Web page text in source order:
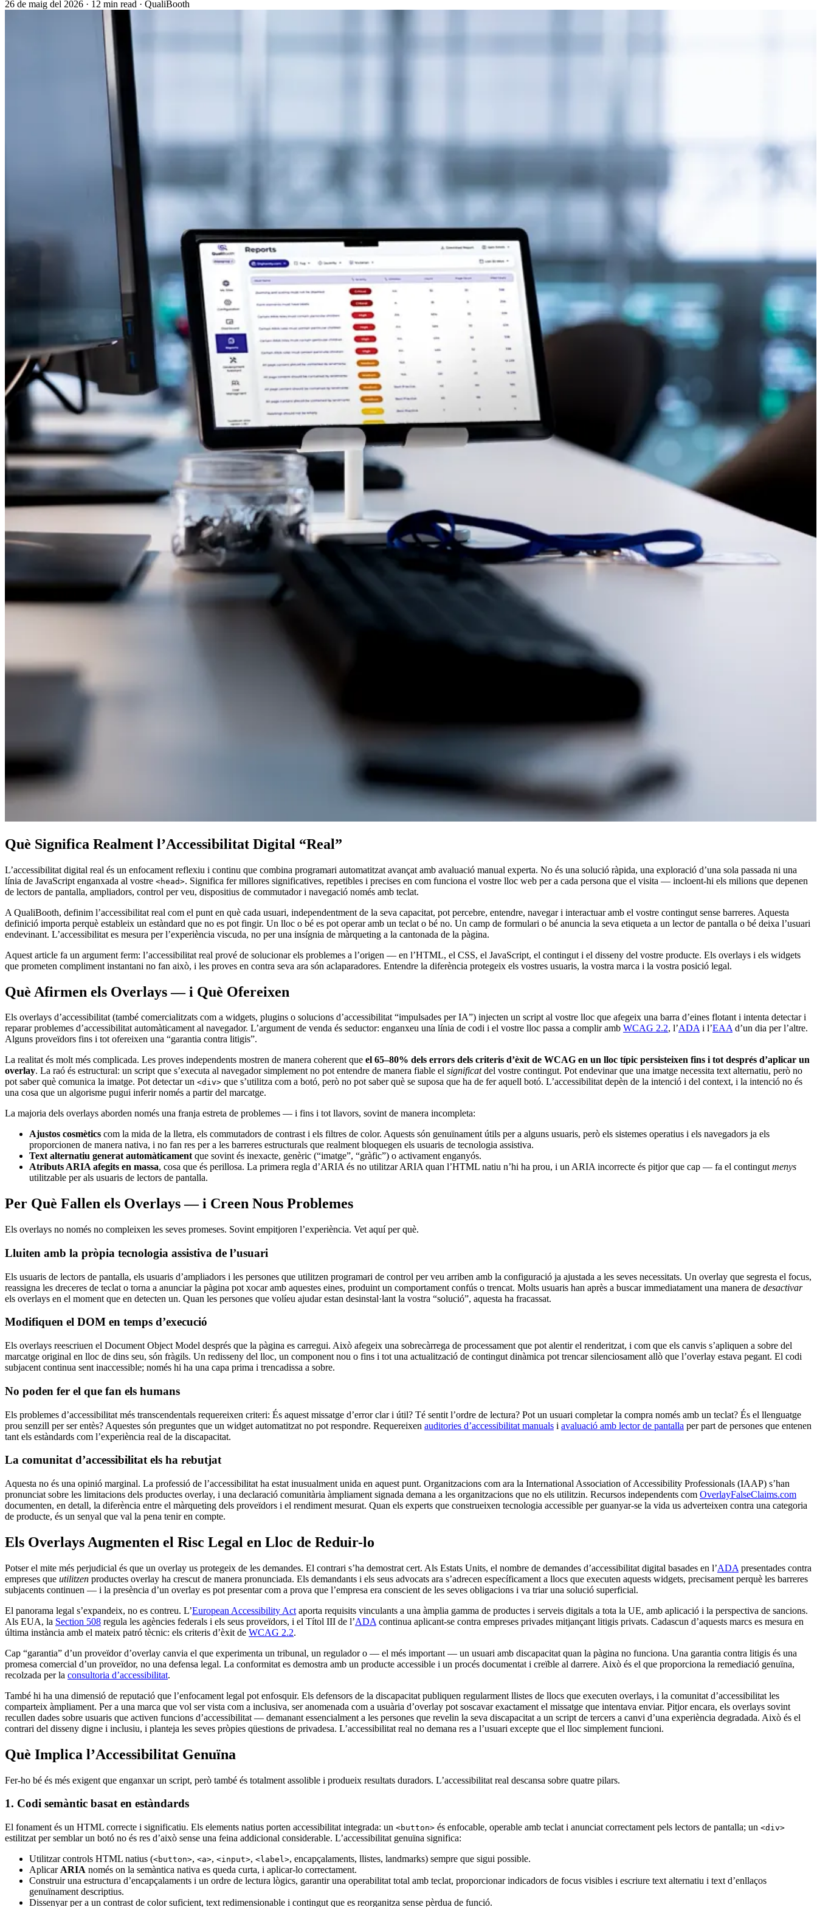
26 de maig del 2026 · 12 min read · QualiBooth
Què Significa Realment l’Accessibilitat Digital “Real”
L’accessibilitat digital real és un enfocament reflexiu i continu que combina programari automatitzat avançat amb avaluació manual experta. No és una solució ràpida, una exploració d’una sola passada ni una
línia de JavaScript enganxada al vostre <head>. Significa fer millores significatives, repetibles i precises en com funciona el vostre lloc web per a cada persona que el visita — incloent-hi els milions que depenen
de lectors de pantalla, ampliadors, control per veu, dispositius de commutador i navegació només amb teclat.
A QualiBooth, definim l’accessibilitat real com el punt en què cada usuari, independentment de la seva capacitat, pot percebre, entendre, navegar i interactuar amb el vostre contingut sense barreres. Aquesta
definició importa perquè estableix un estàndard que no es pot fingir. Un lloc o bé es pot operar amb un teclat o bé no. Un camp de formulari o bé anuncia la seva etiqueta a un lector de pantalla o bé deixa l’usuari
endevinant. L’accessibilitat es mesura per l’experiència viscuda, no per una insígnia de màrqueting a la cantonada de la pàgina.
Aquest article fa un argument ferm: l’accessibilitat real prové de solucionar els problemes a l’origen — en l’HTML, el CSS, el JavaScript, el contingut i el disseny del vostre producte. Els overlays i els widgets
que prometen compliment instantani no fan això, i les proves en contra seva ara són aclaparadores. Entendre la diferència protegeix els vostres usuaris, la vostra marca i la vostra posició legal.
Què Afirmen els Overlays — i Què Ofereixen
Els overlays d’accessibilitat (també comercialitzats com a widgets, plugins o solucions d’accessibilitat “impulsades per IA”) injecten un script al vostre lloc que afegeix una barra d’eines flotant i intenta detectar i
reparar problemes d’accessibilitat automàticament al navegador. L’argument de venda és seductor: enganxeu una línia de codi i el vostre lloc passa a complir amb WCAG 2.2, l’ADAi l’EAAd’un dia per l’altre.
Alguns proveïdors fins i tot ofereixen una “garantia contra litigis”.
La realitat és molt més complicada. Les proves independents mostren de manera coherent que el 65–80% dels errors dels criteris d’èxit de WCAG en un lloc típic persisteixen fins i tot després d’aplicar un
overlay. La raó és estructural: un script que s’executa al navegador simplement no pot entendre de manera fiable el significatdel vostre contingut. Pot endevinar que una imatge necessita text alternatiu, però no
pot saber què comunica la imatge. Pot detectar un <div> que s’utilitza com a botó, però no pot saber què se suposa que ha de fer aquell botó. L’accessibilitat depèn de la intenció i del context, i la intenció no és
una cosa que un algorisme pugui inferir només a partir del marcatge.
La majoria dels overlays aborden només una franja estreta de problemes — i fins i tot llavors, sovint de manera incompleta:
Ajustos cosmètics com la mida de la lletra, els commutadors de contrast i els filtres de color. Aquests són genuïnament útils per a alguns usuaris, però els sistemes operatius i els navegadors ja els
proporcionen de manera nativa, i no fan res per a les barreres estructurals que realment bloquegen els usuaris de tecnologia assistiva.
Text alternatiu generat automàticamentque sovint és inexacte, genèric (“imatge”, “gràfic”) o activament enganyós.
Atributs ARIA afegits en massa, cosa que és perillosa. La primera regla d’ARIA és no utilitzar ARIA quan l’HTML natiu n’hi ha prou, i un ARIA incorrecte és pitjor que cap — fa el contingutmenys
utilitzable per als usuaris de lectors de pantalla.
Per Què Fallen els Overlays — i Creen Nous Problemes
Els overlays no només no compleixen les seves promeses. Sovint empitjoren l’experiència. Vet aquí per què.
Lluiten amb la pròpia tecnologia assistiva de l’usuari
Els usuaris de lectors de pantalla, els usuaris d’ampliadors i les persones que utilitzen programari de control per veu arriben amb la configuració ja ajustada a les seves necessitats. Un overlay que segresta el focus,
reassigna les dreceres de teclat o torna a anunciar la pàgina pot xocar amb aquestes eines, produint un comportament confús o trencat. Molts usuaris han après a buscar immediatament una manera de desactivar
els overlays en el moment que en detecten un. Quan les persones que volíeu ajudar estan desinstal·lant la vostra “solució”, aquesta ha fracassat.
Modifiquen el DOM en temps d’execució
Els overlays reescriuen el Document Object Model després que la pàgina es carregui. Això afegeix una sobrecàrrega de processament que pot alentir el renderitzat, i com que els canvis s’apliquen a sobre del
marcatge original en lloc de dins seu, són fràgils. Un redisseny del lloc, un component nou o fins i tot una actualització de contingut dinàmica pot trencar silenciosament allò que l’overlay estava pegant. El codi
subjacent continua sent inaccessible; només hi ha una capa prima i trencadissa a sobre.
No poden fer el que fan els humans
Els problemes d’accessibilitat més transcendentals requereixen criteri: És aquest missatge d’error clar i útil? Té sentit l’ordre de lectura? Pot un usuari completar la compra només amb un teclat? És el llenguatge
prou senzill per ser entès? Aquestes són preguntes que un widget automatitzat no pot respondre. Requereixen auditories d’accessibilitat manuals i avaluació amb lector de pantalla per part de persones que entenen
tant els estàndards com l’experiència real de la discapacitat.
La comunitat d’accessibilitat els ha rebutjat
Aquesta no és una opinió marginal. La professió de l’accessibilitat ha estat inusualment unida en aquest punt. Organitzacions com ara la International Association of Accessibility Professionals (IAAP) s’han
pronunciat sobre les limitacions dels productes overlay, i una declaració comunitària àmpliament signada demana a les organitzacions que no els utilitzin. Recursos independents com OverlayFalseClaims.com
documenten, en detall, la diferència entre el màrqueting dels proveïdors i el rendiment mesurat. Quan els experts que construeixen tecnologia accessible per guanyar-se la vida us adverteixen contra una categoria
de producte, és un senyal que val la pena tenir en compte.
Els Overlays Augmenten el Risc Legal en Lloc de Reduir-lo
Potser el mite més perjudicial és que un overlay us protegeix de les demandes. El contrari s’ha demostrat cert. Als Estats Units, el nombre de demandes d’accessibilitat digital basades en l’ADA presentades contra
empreses que utilitzen productes overlay ha crescut de manera pronunciada. Els demandants i els seus advocats ara s’adrecen específicament a llocs que executen aquests widgets, precisament perquè les barreres
subjacents continuen — i la presència d’un overlay es pot presentar com a prova que l’empresa era conscient de les seves obligacions i va triar una solució superficial.
El panorama legal s’expandeix, no es contreu. L’European Accessibility Act aporta requisits vinculants a una àmplia gamma de productes i serveis digitals a tota la UE, amb aplicació i la perspectiva de sancions.
Als EUA, la Section 508 regula les agències federals i els seus proveïdors, i el Títol III de l’ADA continua aplicant-se contra empreses privades mitjançant litigis privats. Cadascun d’aquests marcs es mesura en
última instància amb el mateix patró tècnic: els criteris d’èxit de WCAG 2.2.
Cap “garantia” d’un proveïdor d’overlay canvia el que experimenta un tribunal, un regulador o — el més important — un usuari amb discapacitat quan la pàgina no funciona. Una garantia contra litigis és una
promesa comercial d’un proveïdor, no una defensa legal. La conformitat es demostra amb un producte accessible i un procés documentat i creïble al darrere. Això és el que proporciona la remediació genuïna,
recolzada per la consultoria d’accessibilitat.
També hi ha una dimensió de reputació que l’enfocament legal pot enfosquir. Els defensors de la discapacitat publiquen regularment llistes de llocs que executen overlays, i la comunitat d’accessibilitat les
comparteix àmpliament. Per a una marca que vol ser vista com a inclusiva, ser anomenada com a usuària d’overlay pot soscavar exactament el missatge que intentava enviar. Pitjor encara, els overlays sovint
recullen dades sobre usuaris que activen funcions d’accessibilitat — demanant essencialment a les persones que revelin la seva discapacitat a un script de tercers a canvi d’una experiència degradada. Això és el
contrari del disseny digne i inclusiu, i planteja les seves pròpies qüestions de privadesa. L’accessibilitat real no demana res a l’usuari excepte que el lloc simplement funcioni.
Què Implica l’Accessibilitat Genuïna
Fer-ho bé és més exigent que enganxar un script, però també és totalment assolible i produeix resultats duradors. L’accessibilitat real descansa sobre quatre pilars.
1. Codi semàntic basat en estàndards
El fonament és un HTML correcte i significatiu. Els elements natius porten accessibilitat integrada: un <button> és enfocable, operable amb teclat i anunciat correctament pels lectors de pantalla; un <div>
estilitzat per semblar un botó no és res d’això sense una feina addicional considerable. L’accessibilitat genuïna significa:
Utilitzar controls HTML natius (<button>, <a>, <input>, <label>, encapçalaments, llistes, landmarks) sempre que sigui possible.
Aplicar ARIA només on la semàntica nativa es queda curta, i aplicar-lo correctament.
Construir una estructura d’encapçalaments i un ordre de lectura lògics, garantir una operabilitat total amb teclat, proporcionar indicadors de focus visibles i escriure text alternatiu i text d’enllaços
genuïnament descriptius.
Dissenyar per a un contrast de color suficient, text redimensionable i contingut que es reorganitza sense pèrdua de funció.